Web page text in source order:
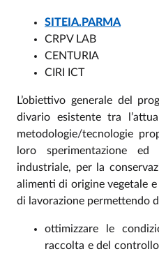
SITEIA.PARMA
CRPV LAB
CENTURIA
CIRI ICT
L’obiettivo generale del
divario esistente tra
metodologie/tecnologie
loro sperimentazione ed
industriale, per la
alimenti di origine vegetale
di lavorazione permettendo
ottimizzare le
raccolta e del